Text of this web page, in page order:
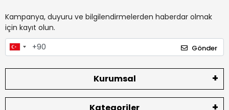
Kampanya, duyuru ve bilgilendirmelerden haberdar olmak
için kayıt olun.
Gönder
Kurumsal